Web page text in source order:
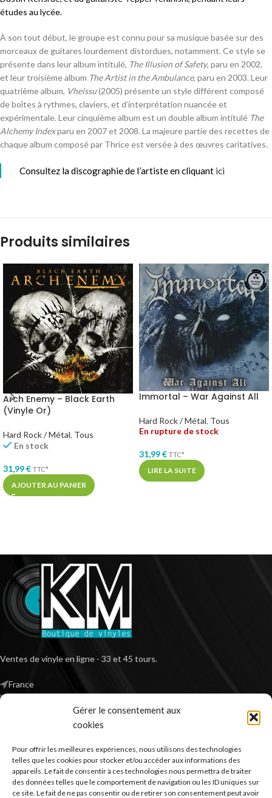
Gérer le consentement aux
cookies
Pour offrir les meilleures expériences, nous utilisons des technologies
telles que les cookies pour stocker et/ou accéder aux informations des
appareils. Le fait de consentir à ces technologies nous permettra de traiter
des données telles que le comportement de navigation ou les ID uniques sur
ce site. Le fait de ne pas consentir ou de retirer son consentement peut avoir
études au lycée.
À son tout début, le groupe est connu pour sa musique basée sur des
morceaux de guitares lourdement distordues, notamment. Ce style se
présente dans leur album intitulé, The Illusion of Safety, paru en 2002,
et leur troisième album The Artist in the Ambulance, paru en 2003. Leur
quatrième album, Vheissu(2005) présente un style différent composé
de boîtes à rythmes, claviers, et d’interprétation nuancée et
expérimentale. Leur cinquième album est un double album intitulé The
Alchemy Indexparu en 2007 et 2008. La majeure partie des recettes de
chaque album composé par Thrice est versée à des œuvres caritatives.
Consultez la discographie de l’artiste en cliquant ici
Produits similaires
Arch Enemy – Black Earth
(Vinyle Or)
Hard Rock / Métal, Tous
En stock
31,99€ TTC*
AJOUTER AU PANIER
Immortal – War Against All
Hard Rock / Métal, Tous
En rupture de stock
31,99€ TTC*
LIRE LA SUITE
Ventes de vinyle en ligne - 33 et 45 tours.
France
*TVA non applicable – article 293 B du CGI